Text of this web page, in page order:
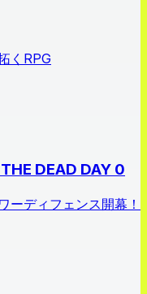
くRPG
DEAD DAY 0
ーディフェンス開幕！